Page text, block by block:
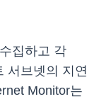
집하고 각
서브넷의 지연
Monitor는